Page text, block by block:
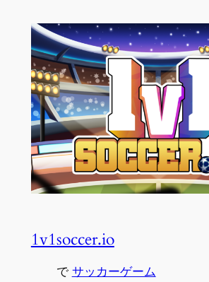
1v1soccer.io
で サッカーゲーム